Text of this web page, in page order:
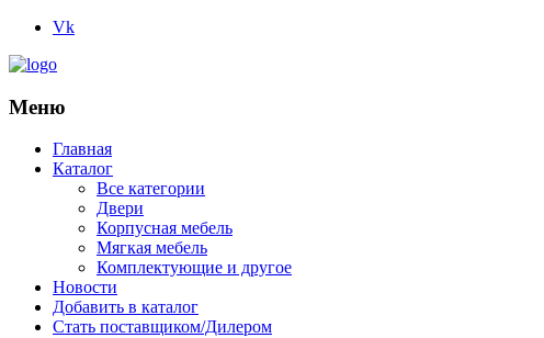
Vk
Меню
Главная
Каталог
Все категории
Двери
Корпусная мебель
Мягкая мебель
Комплектующие и другое
Новости
Добавить в каталог
Стать поставщиком/Дилером